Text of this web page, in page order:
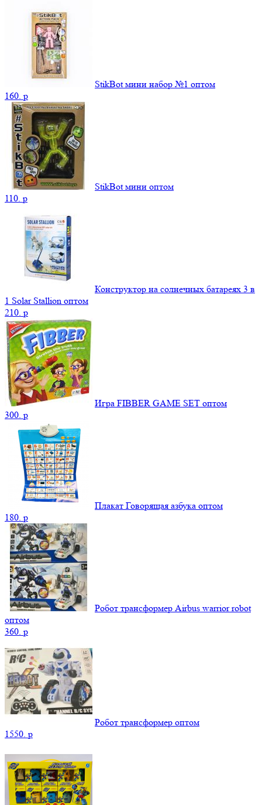
StikBot мини набор №1 оптом
160. p
StikBot мини оптом
110. p
Конструктор на солнечных батареях 3 в
1 Solar Stallion оптом
210. p
Игра FIBBER GAME SET оптом
300. p
Плакат Говорящая азбука оптом
180. p
Робот трансформер Airbus warrior robot
оптом
360. p
Робот трансформер оптом
1550. p